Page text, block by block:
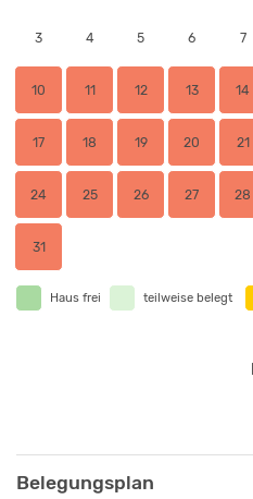
3 4 5 6 7
10 11 12 13 14
17 18 19 20 21
24 25 26 27 28
31
Haus frei teilweise belegt
Belegungsplan